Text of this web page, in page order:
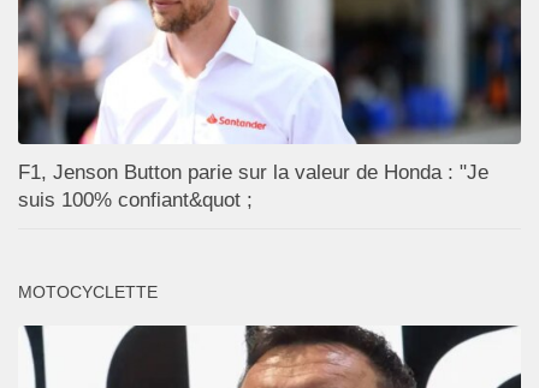
F1, Jenson Button parie sur la valeur de Honda : "Je
suis 100% confiant&quot ;
MOTOCYCLETTE